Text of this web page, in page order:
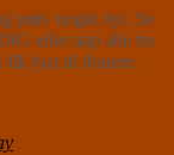
prøv noget nyt. Se
eller nap alle tre
fik lyst til donere.